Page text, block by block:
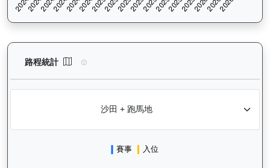
路程統計 領創動力（J058）— 路程統計分析：查看香港